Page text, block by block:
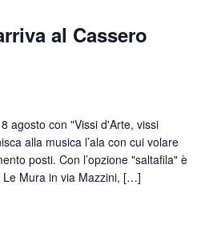
al Cassero
agosto con "Vissi d'Arte, vissi
alla musica l’ala con cui volare
posti. Con l’opzione "saltafila" è
Le Mura in via Mazzini, […]